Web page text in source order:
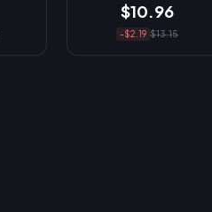
$10.96
-$2.19 $13.15